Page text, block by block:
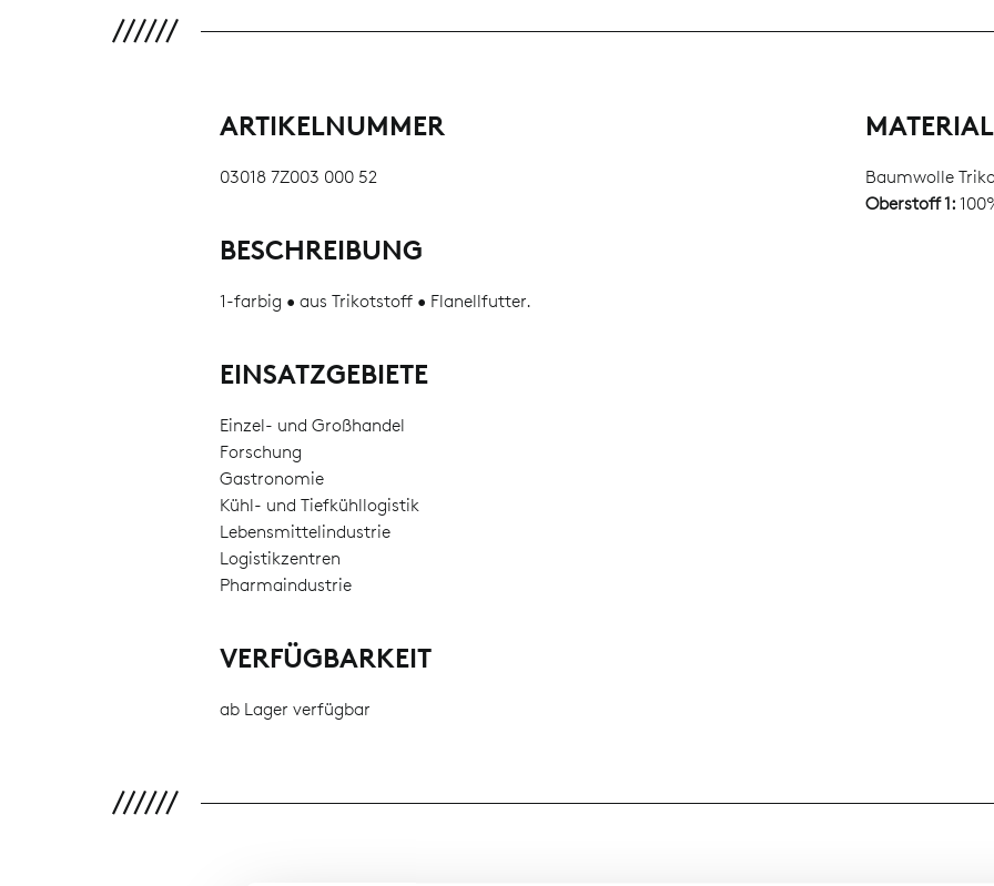
ARTIKELNUMMER
03018 7Z003 000 52
BESCHREIBUNG
1-farbig • aus Trikotstoff • Flanellfutter.
EINSATZGEBIETE
Einzel- und Großhandel
Forschung
Gastronomie
Kühl- und Tiefkühllogistik
Lebensmittelindustrie
Logistikzentren
Pharmaindustrie
VERFÜGBARKEIT
ab Lager verfügbar
MATERIAL
Baumwolle
Oberstoff 1: